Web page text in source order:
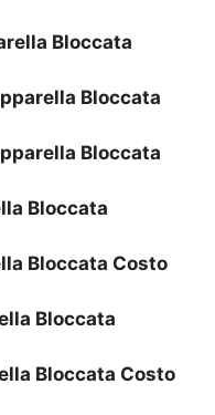
Bloccata
Bloccata
Bloccata
Bloccata
Bloccata Costo
Bloccata
Bloccata Costo